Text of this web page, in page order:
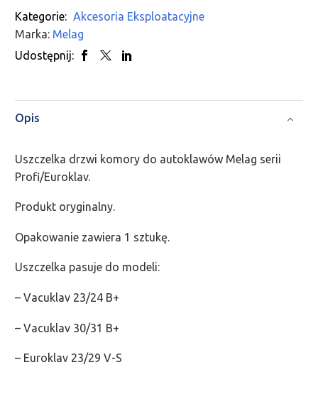
Kategorie: Akcesoria Eksploatacyjne
Marka: Melag
Udostępnij:
Opis
Uszczelka drzwi komory do autoklawów Melag serii
Profi/Euroklav.
Produkt oryginalny.
Opakowanie zawiera 1 sztukę.
Uszczelka pasuje do modeli:
– Vacuklav 23/24 B+
– Vacuklav 30/31 B+
– Euroklav 23/29 V-S